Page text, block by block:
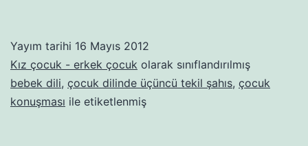
ziyade
Yayım tarihi 16 Mayıs 2012
Kız çocuk - erkek çocuk olarak sınıflandırılmış
bebek dili, çocuk dilinde üçüncü tekil şahıs, çocuk
konuşması ile etiketlenmiş